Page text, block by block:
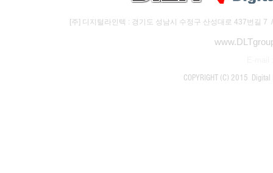
[주] 디지털라인텍 : 경기도 성남시 수정구 산성대로 437번길 7 / (주)하
COPYRIGHT (C) 2015 Digital